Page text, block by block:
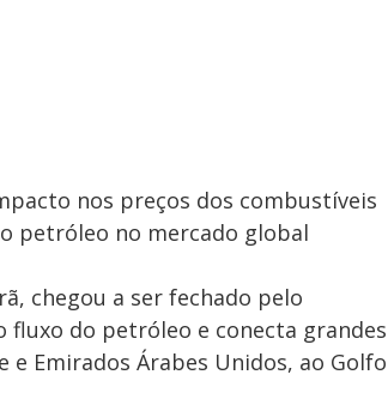
nos preços dos combustíveis
petróleo no mercado global
chegou a ser fechado pelo
fluxo do petróleo e conecta grandes
Emirados Árabes Unidos, ao Golfo